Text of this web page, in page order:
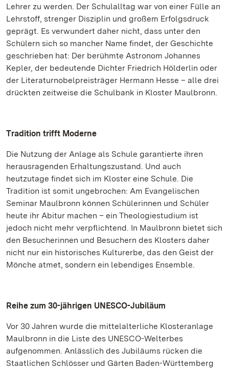
Lehrer zu werden. Der Schulalltag war von einer Fülle an
Lehrstoff, strenger Disziplin und großem Erfolgsdruck
geprägt. Es verwundert daher nicht, dass unter den
Schülern sich so mancher Name findet, der Geschichte
geschrieben hat: Der berühmte Astronom Johannes
Kepler, der bedeutende Dichter Friedrich Hölderlin oder
der Literaturnobelpreisträger Hermann Hesse – alle drei
drückten zeitweise die Schulbank in Kloster Maulbronn.
Tradition trifft Moderne
Die Nutzung der Anlage als Schule garantierte ihren
herausragenden Erhaltungszustand. Und auch
heutzutage findet sich im Kloster eine Schule. Die
Tradition ist somit ungebrochen: Am Evangelischen
Seminar Maulbronn können Schülerinnen und Schüler
heute ihr Abitur machen – ein Theologiestudium ist
jedoch nicht mehr verpflichtend. In Maulbronn bietet sich
den Besucherinnen und Besuchern des Klosters daher
nicht nur ein historisches Kulturerbe, das den Geist der
Mönche atmet, sondern ein lebendiges Ensemble.
Reihe zum 30-jährigen UNESCO-Jubiläum
Vor 30 Jahren wurde die mittelalterliche Klosteranlage
Maulbronn in die Liste des UNESCO-Welterbes
aufgenommen. Anlässlich des Jubiläums rücken die
Staatlichen Schlösser und Gärten Baden-Württemberg